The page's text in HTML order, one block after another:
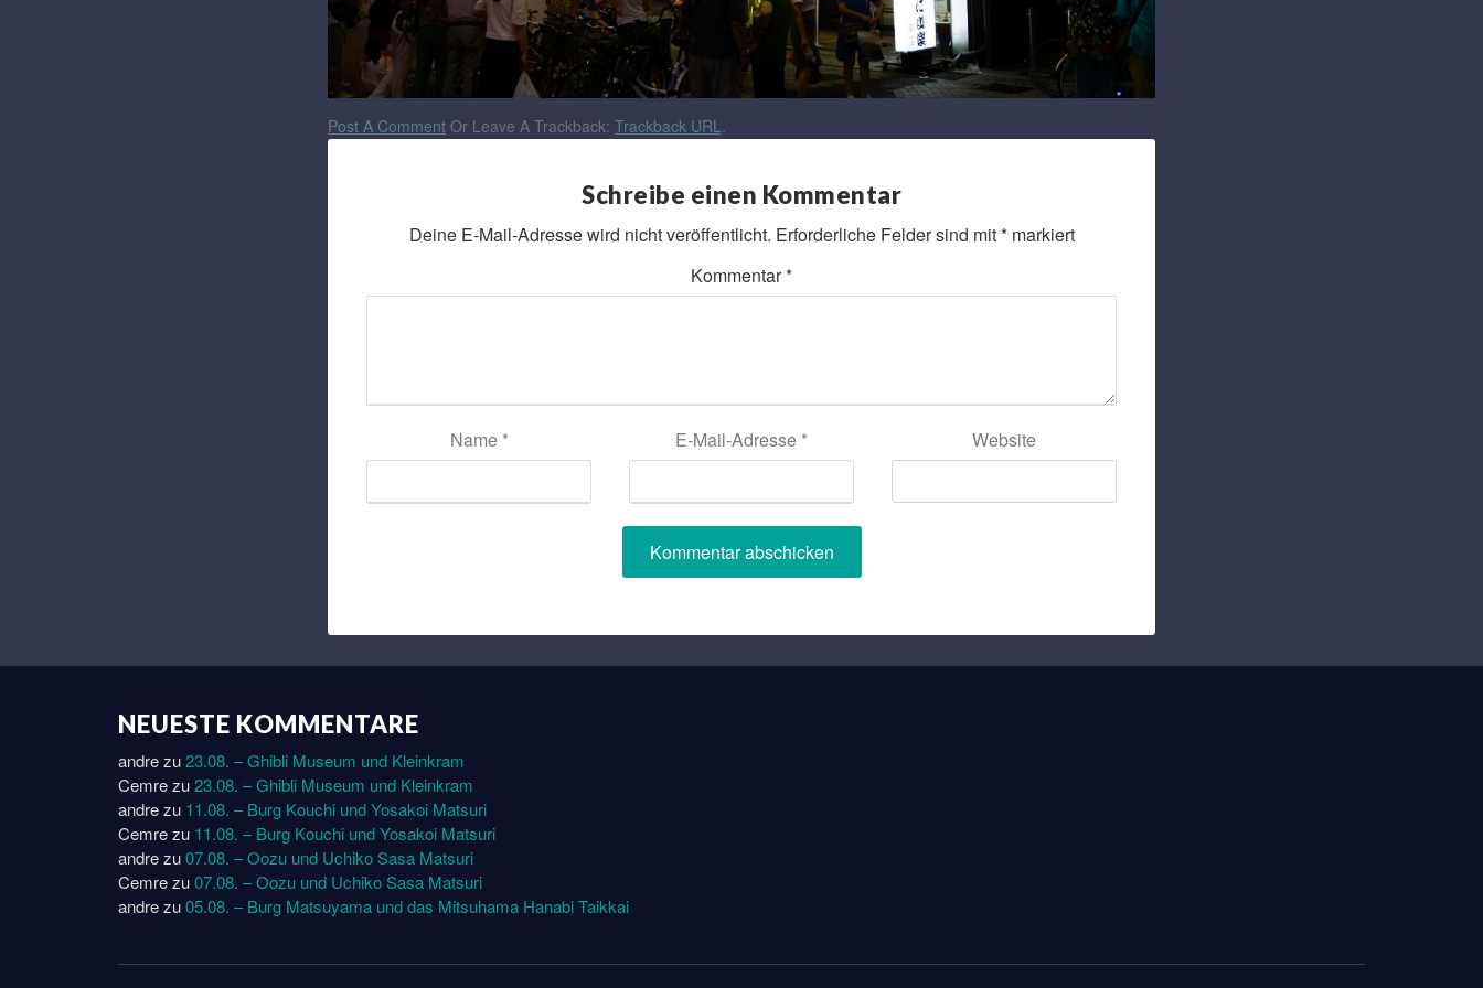
Post A Comment Or Leave A Trackback: Trackback URL
Schreibe einen Kommentar
Deine E-Mail-Adresse wird nicht veröffentlicht. Erforderliche Felder sind mit*markiert
Kommentar*
Name * E-Mail-Adresse * Website
NEUESTE KOMMENTARE
andrezu23.08. – Ghibli Museum und Kleinkram
Cemrezu23.08. – Ghibli Museum und Kleinkram
andrezu 11.08. – Burg Kouchi und Yosakoi Matsuri
Cemrezu 11.08. – Burg Kouchi und Yosakoi Matsuri
andrezu07.08. – Oozu und Uchiko Sasa Matsuri
Cemrezu07.08. – Oozu und Uchiko Sasa Matsuri
andrezu05.08. – Burg Matsuyama und das Mitsuhama Hanabi Taikkai